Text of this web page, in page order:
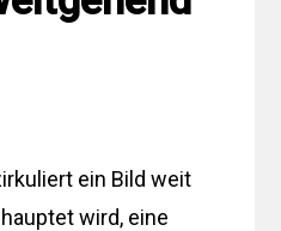
ein Bild weit
wird, eine